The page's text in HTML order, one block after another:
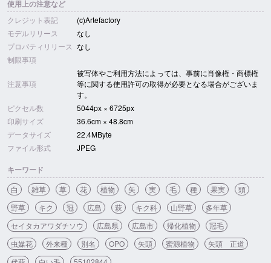
使用上の注意など
クレジット表記
(c)Artefactory
モデルリリース
なし
プロパティリリース なし
制限事項
注意事項
被写体やご利用方法によっては、事前に肖像権・商標権
等に関する使用許可の取得が必要となる場合がございま
す。
ピクセル数
5044px × 6725px
印刷サイズ
36.6cm × 48.8cm
データサイズ
22.4MByte
ファイル形式
JPEG
キーワード
白 雑草 草 花 植物 矢 実 毛 種 果実
頭
野草
キク 冠 広島 萩 キク科 山野草
多年草
セイタカアワダチソウ
広島県 広島市 帰化植物
冠毛
虫媒花
外来種 別名 OPO 矢頭 蜜源植物
矢頭 正道